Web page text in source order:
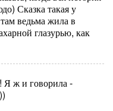
Сказка такая у
ведьма жила в
глазурью, как
ж и говорила -